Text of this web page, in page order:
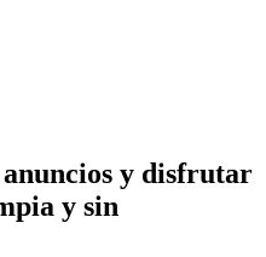
y disfrutar
y sin